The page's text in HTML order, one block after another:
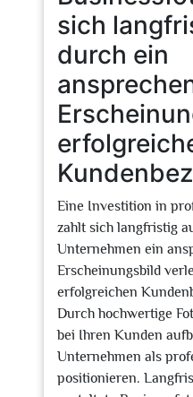
sich
durch ein
Eine Investition in
zahlt sich langfristig
Unternehmen ein
Erscheinungsbild
erfolgreichen
Durch hochwertige
bei Ihren Kunden
Unternehmen als
positionieren.